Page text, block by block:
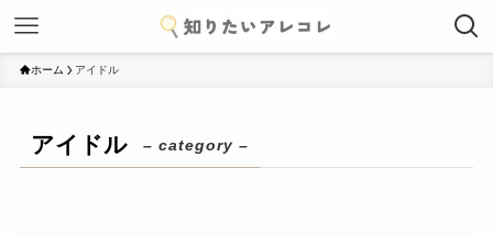
ホーム アイドル
アイドル – category –